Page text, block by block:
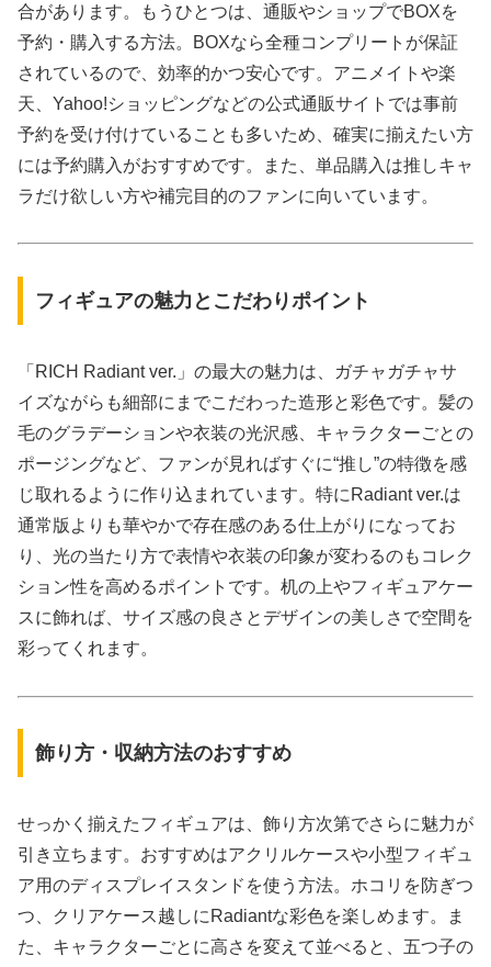
合があります。もうひとつは、通販やショップでBOXを
予約・購入する方法。BOXなら全種コンプリートが保証
されているので、効率的かつ安心です。アニメイトや楽
天、Yahoo!ショッピングなどの公式通販サイトでは事前
予約を受け付けていることも多いため、確実に揃えたい方
には予約購入がおすすめです。また、単品購入は推しキャ
ラだけ欲しい方や補完目的のファンに向いています。
フィギュアの魅力とこだわりポイント
「RICH Radiant ver.」の最大の魅力は、ガチャガチャサ
イズながらも細部にまでこだわった造形と彩色です。髪の
毛のグラデーションや衣装の光沢感、キャラクターごとの
ポージングなど、ファンが見ればすぐに“推し”の特徴を感
じ取れるように作り込まれています。特にRadiant ver.は
通常版よりも華やかで存在感のある仕上がりになってお
り、光の当たり方で表情や衣装の印象が変わるのもコレク
ション性を高めるポイントです。机の上やフィギュアケー
スに飾れば、サイズ感の良さとデザインの美しさで空間を
彩ってくれます。
飾り方・収納方法のおすすめ
せっかく揃えたフィギュアは、飾り方次第でさらに魅力が
引き立ちます。おすすめはアクリルケースや小型フィギュ
ア用のディスプレイスタンドを使う方法。ホコリを防ぎつ
つ、クリアケース越しにRadiantな彩色を楽しめます。ま
た、キャラクターごとに高さを変えて並べると、五つ子の